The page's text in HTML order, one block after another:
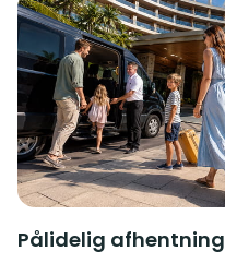
Pålidelig afhentning